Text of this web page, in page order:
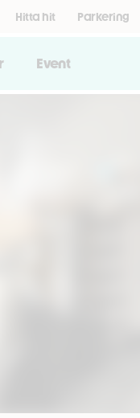
Hitta hit Parkering
Event